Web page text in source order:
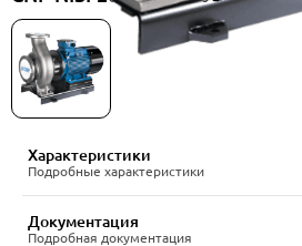
Характеристики
Подробные характеристики
Документация
Подробная документация